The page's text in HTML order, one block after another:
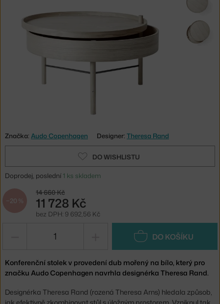
Značka: Audo Copenhagen Designer: Theresa Rand
DO WISHLISTU
Doprodej, poslední1 ks skladem
−20 %
14 660 Kč
11 728 Kč
bez DPH: 9 692,56 Kč
DO KOŠÍKU
Konferenční stolek v provedení dub mořený na bílo, který pro
značku Audo Copenhagen navrhla designérka Theresa Rand.
Designérka Theresa Rand (rozená Theresa Arns) hledala způsob,